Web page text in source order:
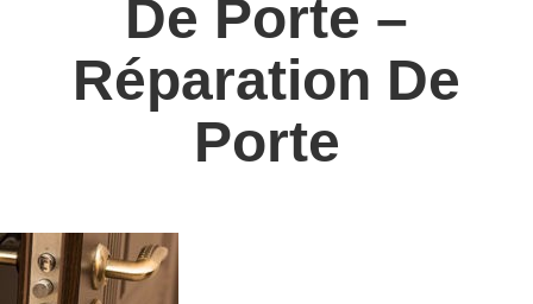
De Porte –
Réparation De
Porte